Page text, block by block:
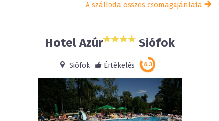
A szálloda összes csomagajánlata
Hotel Azúr Siófok
Siófok Értékelés